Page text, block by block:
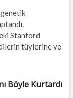
Stanford
tüylerine ve
Böyle Kurtardı